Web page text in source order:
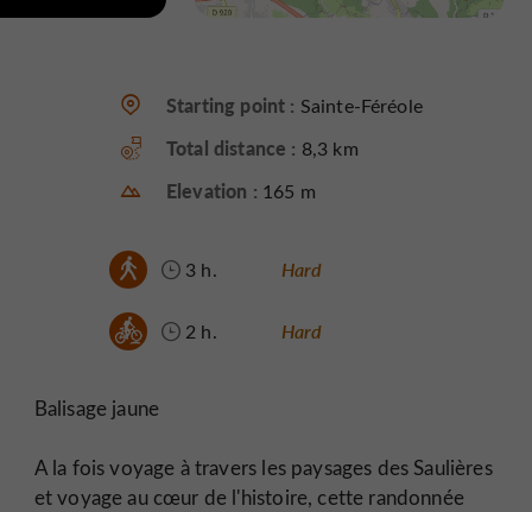
Starting point : Sainte-Féréole
Total distance : 8,3 km
Elevation : 165 m
3 h. Hard
2 h. Hard
Balisage jaune
A la fois voyage à travers les paysages des Saulières
et voyage au cœur de l'histoire, cette randonnée